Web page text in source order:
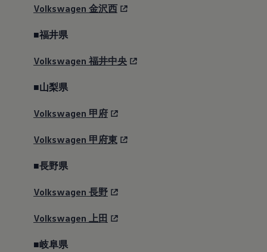
Like No Other.
世界が真似できない
誰もが目指し、しかし同じ場所には届かな
進化を続けてきたゴルフ。
その歩みが、流行に左右されない“世界が基準
とするクルマ”を体現してきた。妥協を許さな
生み出し、高度な運転支援システムが、時代
Volkswagen 金沢西
■福井県
Volkswagen 福井中央
■山梨県
Volkswagen 甲府
Volkswagen 甲府東
■長野県
Volkswagen 長野
Volkswagen 上田
■岐阜県